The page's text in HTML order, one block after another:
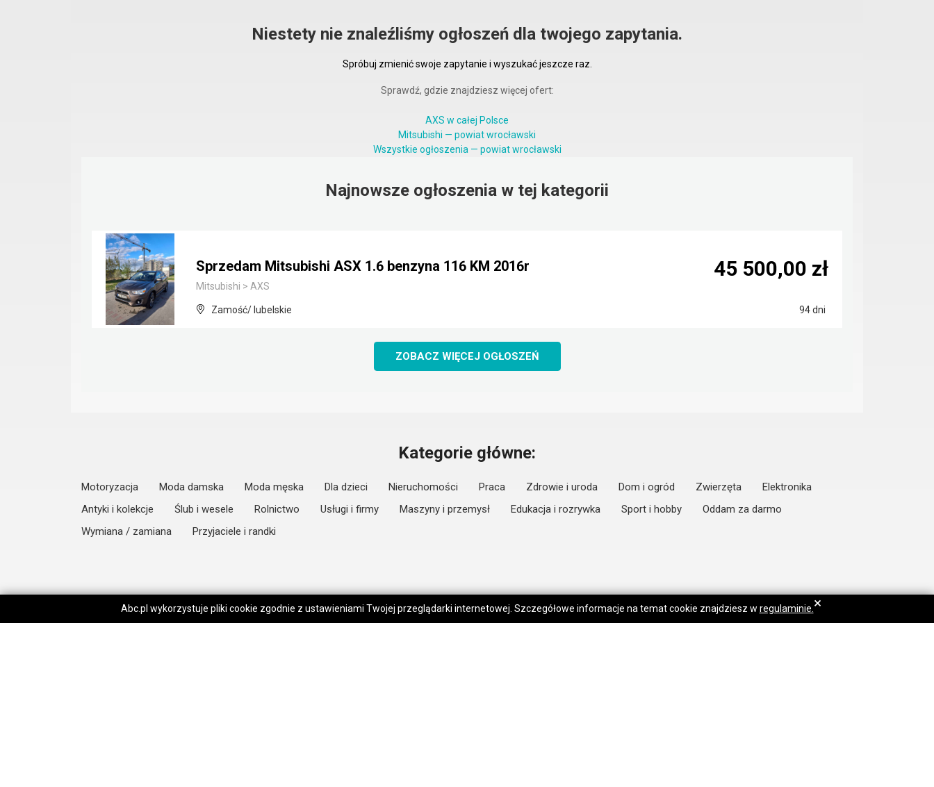
Niestety nie znaleźliśmy ogłoszeń dla twojego zapytania.
Spróbuj zmienić swoje zapytanie i wyszukać jeszcze raz.
Sprawdź, gdzie znajdziesz więcej ofert:
AXS w całej Polsce
Mitsubishi — powiat wrocławski
Wszystkie ogłoszenia — powiat wrocławski
Najnowsze ogłoszenia w tej kategorii
Sprzedam Mitsubishi ASX 1.6 benzyna 116 KM 2016r
Mitsubishi > AXS
Zamość/ lubelskie 94 dni
45 500,00 zł
ZOBACZ WIĘCEJ OGŁOSZEŃ
Kategorie główne:
Motoryzacja Moda damska Moda męska Dla dzieci Nieruchomości Praca Zdrowie i uroda Dom i ogród Zwierzęta
Elektronika
Antyki i kolekcje
Ślub i wesele Rolnictwo Usługi i firmy Maszyny i przemysł Edukacja i rozrywka Sport i hobby
Oddam za darmo
Wymiana / zamiana
Przyjaciele i randki
Abc.pl wykorzystuje pliki cookie zgodnie z ustawieniami Twojej przeglądarki internetowej. Szczegółowe informacje na temat cookie znajdziesz w regulaminie. ×